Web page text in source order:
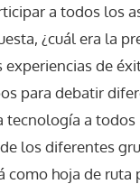
a todos los
¿cuál era la
de
para debatir
a todos
los diferentes
hoja de ruta